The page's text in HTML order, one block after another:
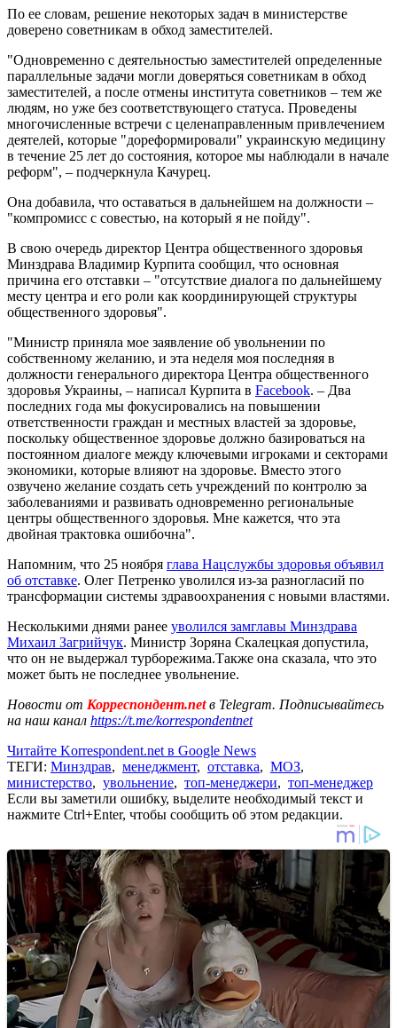
По ее словам, решение некоторых задач в министерстве
доверено советникам в обход заместителей.
"Одновременно с деятельностью заместителей определенные
параллельные задачи могли доверяться советникам в обход
заместителей, а после отмены института советников – тем же
людям, но уже без соответствующего статуса. Проведены
многочисленные встречи с целенаправленным привлечением
деятелей, которые "дореформировали" украинскую медицину
в течение 25 лет до состояния, которое мы наблюдали в начале
реформ", – подчеркнула Качурец.
Она добавила, что оставаться в дальнейшем на должности –
"компромисс с совестью, на который я не пойду".
В свою очередь директор Центра общественного здоровья
Минздрава Владимир Курпита сообщил, что основная
причина его отставки – "отсутствие диалога по дальнейшему
месту центра и его роли как координирующей структуры
общественного здоровья".
"Министр приняла мое заявление об увольнении по
собственному желанию, и эта неделя моя последняя в
должности генерального директора Центра общественного
здоровья Украины, – написал Курпита в Facebook. – Два
последних года мы фокусировались на повышении
ответственности граждан и местных властей за здоровье,
поскольку общественное здоровье должно базироваться на
постоянном диалоге между ключевыми игроками и секторами
экономики, которые влияют на здоровье. Вместо этого
озвучено желание создать сеть учреждений по контролю за
заболеваниями и развивать одновременно региональные
центры общественного здоровья. Мне кажется, что эта
двойная трактовка ошибочна".
Напомним, что 25 ноября глава Нацслужбы здоровья объявил
об отставке. Олег Петренко уволился из-за разногласий по
трансформации системы здравоохранения с новыми властями.
Несколькими днями ранее уволился замглавы Минздрава
Михаил Загрийчук. Министр Зоряна Скалецкая допустила,
что он не выдержал турборежима.Также она сказала, что это
может быть не последнее увольнение.
Новости от Корреспондент.netв Telegram. Подписывайтесь
на наш канал https://t.me/korrespondentnet
Читайте Korrespondent.net в Google News
ТЕГИ: Минздрав, менеджмент, отставка, МОЗ,
министерство, увольнение, топ-менеджери, топ-менеджер
Если вы заметили ошибку, выделите необходимый текст и
нажмите Ctrl+Enter, чтобы сообщить об этом редакции.